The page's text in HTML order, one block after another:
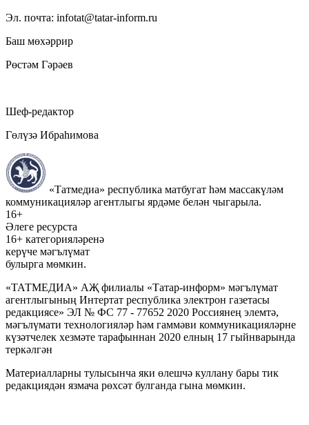
Эл. почта: infotat@tatar-inform.ru
Баш мөхәррир
Рөстәм Гәрәев
Шеф-редактор
Гөлүзә Ибраһимова
«Татмедиа» республика матбугат һәм массакүләм
коммуникацияләр агентлыгы ярдәме белән чыгарыла.
16+
Әлеге ресурста
16+ категорияләренә
керүче мәгълүмат
булырга мөмкин.
«ТАТМЕДИА» АҖ филиалы «Татар-информ» мәгълүмат
агентлыгының Интертат республика электрон газетасы
редакциясе» ЭЛ № ФС 77 - 77652 2020 Россиянең элемтә,
мәгълүмати технологияләр һәм гаммәви коммуникацияләрне
күзәтчелек хезмәте тарафыннан 2020 елның 17 гыйнварында
теркәлгән
Материалларны тулысынча яки өлешчә куллану бары тик
редакциядән язмача рөхсәт булганда гына мөмкин.